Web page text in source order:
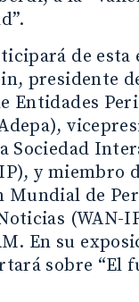
de esta
presidente
Entidades
Sociedad
y miembro
Mundial de
(WAN-
En su
sobre “El